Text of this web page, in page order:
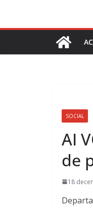
SOCIAL
AI
de
18